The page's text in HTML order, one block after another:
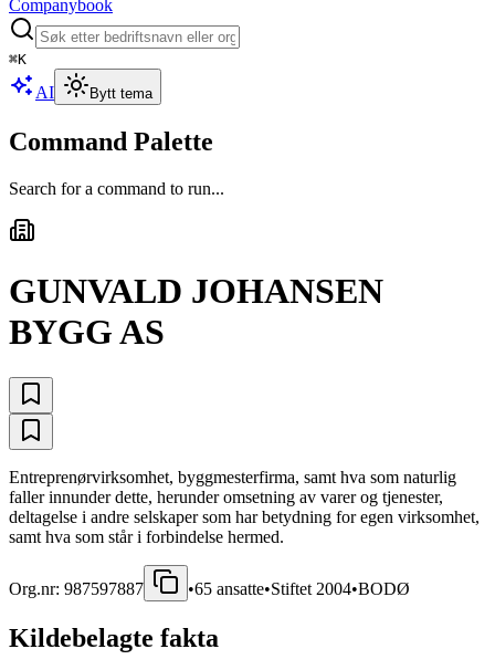
Companybook
⌘K
AI Bytt tema
Command Palette
Search for a command to run...
GUNVALD JOHANSEN
BYGG AS
Entreprenørvirksomhet, byggmesterfirma, samt hva som naturlig
faller innunder dette, herunder omsetning av varer og tjenester,
deltagelse i andre selskaper som har betydning for egen virksomhet,
samt hva som står i forbindelse hermed.
Org.nr: 987597887 •65 ansatte•Stiftet 2004•BODØ
Kildebelagte fakta